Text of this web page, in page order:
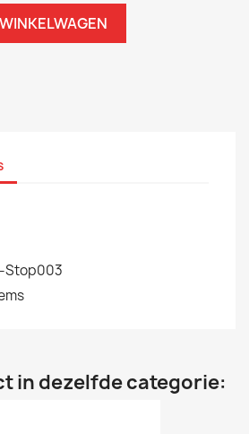
Stop003
in dezelfde categorie: